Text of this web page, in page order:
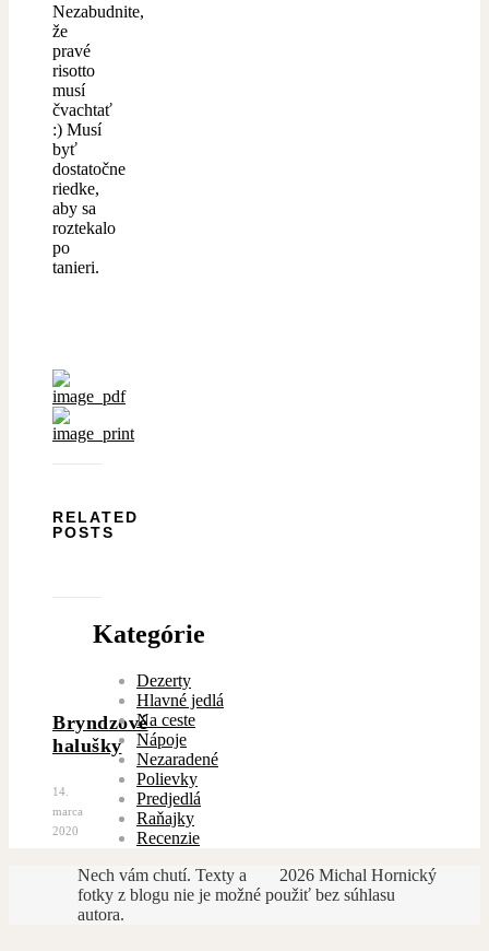
Nezabudnite,
že
pravé
risotto
musí
čvachtať
:) Musí
byť
dostatočne
riedke,
aby sa
roztekalo
po
tanieri.
RELATED
POSTS
Bryndzové
halušky
14.
marca
2020
Kategórie
Dezerty
Hlavné jedlá
Na ceste
Nápoje
Nezaradené
Polievky
Predjedlá
Raňajky
Recenzie
2026 Michal Hornický
Nech vám chutí. Texty a
fotky z blogu nie je možné použiť bez súhlasu
autora.